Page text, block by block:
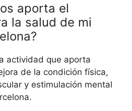
aporta el
la salud de mi
actividad que aporta
de la condición física,
y estimulación mental